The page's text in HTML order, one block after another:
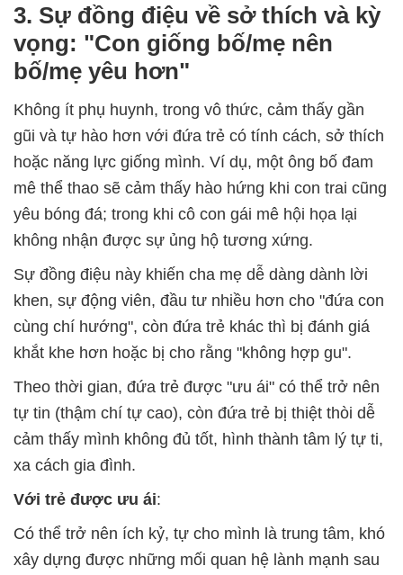
3. Sự đồng điệu về sở thích và kỳ
vọng: "Con giống bố/mẹ nên
bố/mẹ yêu hơn"
Không ít phụ huynh, trong vô thức, cảm thấy gần
gũi và tự hào hơn với đứa trẻ có tính cách, sở thích
hoặc năng lực giống mình. Ví dụ, một ông bố đam
mê thể thao sẽ cảm thấy hào hứng khi con trai cũng
yêu bóng đá; trong khi cô con gái mê hội họa lại
không nhận được sự ủng hộ tương xứng.
Sự đồng điệu này khiến cha mẹ dễ dàng dành lời
khen, sự động viên, đầu tư nhiều hơn cho "đứa con
cùng chí hướng", còn đứa trẻ khác thì bị đánh giá
khắt khe hơn hoặc bị cho rằng "không hợp gu".
Theo thời gian, đứa trẻ được "ưu ái" có thể trở nên
tự tin (thậm chí tự cao), còn đứa trẻ bị thiệt thòi dễ
cảm thấy mình không đủ tốt, hình thành tâm lý tự ti,
xa cách gia đình.
Với trẻ được ưu ái:
Có thể trở nên ích kỷ, tự cho mình là trung tâm, khó
xây dựng được những mối quan hệ lành mạnh sau